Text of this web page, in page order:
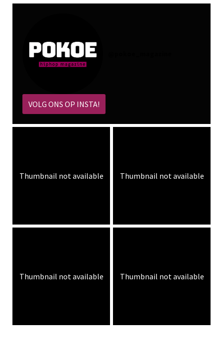
VOLG ONS OP INSTA!
Thumbnail not available Thumbnail not available
Thumbnail not available Thumbnail not available